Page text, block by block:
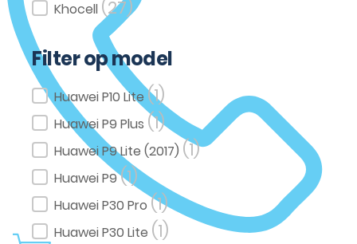
Filter op merk
Khocell (27)
Filter op model
Filter op model
Huawei P10 Lite (1)
Huawei P9 Plus (1)
Huawei P9 Lite (2017) (1)
Huawei P9(1)
Huawei P30 Pro (1)
Huawei P30 Lite (1)